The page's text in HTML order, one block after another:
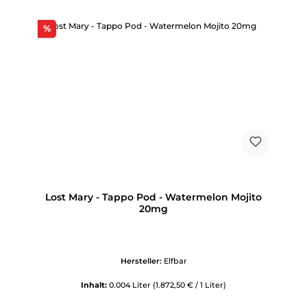
%Rabatt
Lost Mary - Tappo Pod - Watermelon Mojito
20mg
Hersteller: Elfbar
Inhalt: 0.004 Liter (1.872,50 € / 1 Liter)